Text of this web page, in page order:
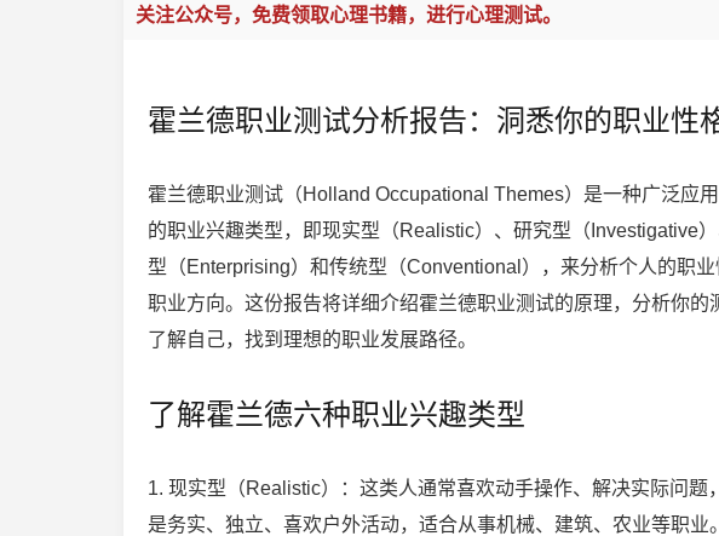
关注公众号，免费领取心理书籍，进行心理测试。
霍兰德职业测试分析报告：洞悉你的职业性
霍兰德职业测试（Holland Occupational Themes）是一种广泛应
的职业兴趣类型，即现实型（Realistic）、研究型（Investigative
型（Enterprising）和传统型（Conventional），来分析个人的职
职业方向。这份报告将详细介绍霍兰德职业测试的原理，分析你
了解自己，找到理想的职业发展路径。
了解霍兰德六种职业兴趣类型
1. 现实型（Realistic）：这类人通常喜欢动手操作、解决实际问
是务实、独立、喜欢户外活动，适合从事机械、建筑、农业等职业。